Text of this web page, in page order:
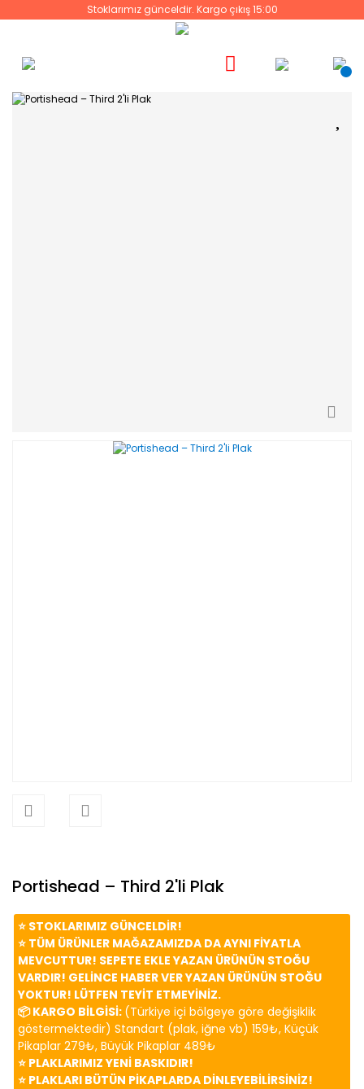
Stoklarımız günceldir. Kargo çıkış 15:00
Portishead – Third 2'li Plak
⭐️ STOKLARIMIZ GÜNCELDİR!
⭐️ TÜM ÜRÜNLER MAĞAZAMIZDA DA AYNI FİYATLA
MEVCUTTUR! SEPETE EKLE YAZAN ÜRÜNÜN STOĞU
VARDIR! GELİNCE HABER VER YAZAN ÜRÜNÜN STOĞU
YOKTUR! LÜTFEN TEYİT ETMEYİNİZ.
📦 KARGO BİLGİSİ: (Türkiye içi bölgeye göre değişiklik
göstermektedir) Standart (plak, iğne vb) 159₺, Küçük
Pikaplar 279₺, Büyük Pikaplar 489₺
⭐️ PLAKLARIMIZ YENİ BASKIDIR!
⭐️ PLAKLARI BÜTÜN PİKAPLARDA DİNLEYEBİLİRSİNİZ!